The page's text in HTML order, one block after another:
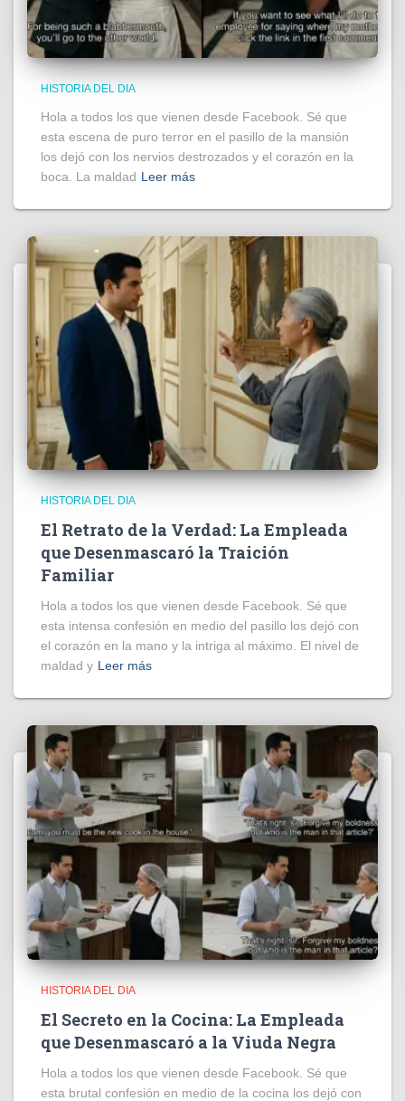
HISTORIA DEL DIA
Hola a todos los que vienen desde Facebook. Sé que
esta escena de puro terror en el pasillo de la mansión
los dejó con los nervios destrozados y el corazón en la
boca. La maldad Leer más
HISTORIA DEL DIA
El Retrato de la Verdad: La Empleada
que Desenmascaró la Traición
Familiar
Hola a todos los que vienen desde Facebook. Sé que
esta intensa confesión en medio del pasillo los dejó con
el corazón en la mano y la intriga al máximo. El nivel de
maldad y Leer más
HISTORIA DEL DIA
El Secreto en la Cocina: La Empleada
que Desenmascaró a la Viuda Negra
Hola a todos los que vienen desde Facebook. Sé que
esta brutal confesión en medio de la cocina los dejó con